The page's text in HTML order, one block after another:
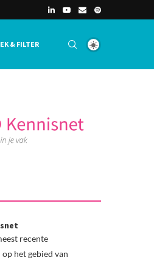
& FILTER
recente
het gebied van